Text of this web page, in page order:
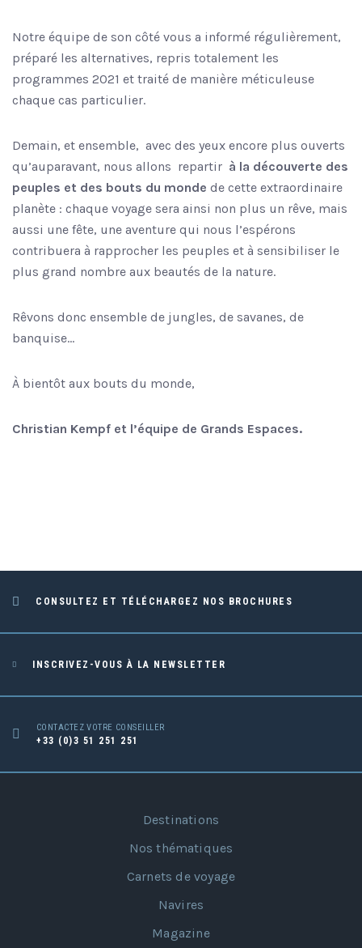
Notre équipe de son côté vous a informé régulièrement,
préparé les alternatives, repris totalement les
programmes 2021 et traité de manière méticuleuse
chaque cas particulier.
Demain, et ensemble, avec des yeux encore plus ouverts
qu’auparavant, nous allons repartir à la découverte des
peuples et des bouts du monde de cette extraordinaire
planète : chaque voyage sera ainsi non plus un rêve, mais
aussi une fête, une aventure qui nous l’espérons
contribuera à rapprocher les peuples et à sensibiliser le
plus grand nombre aux beautés de la nature.
Rêvons donc ensemble de jungles, de savanes, de
banquise…
À bientôt aux bouts du monde,
Christian Kempf et l’équipe de Grands Espaces.
CONSULTEZ ET TÉLÉCHARGEZ NOS BROCHURES
INSCRIVEZ-VOUS À LA NEWSLETTER
CONTACTEZ VOTRE CONSEILLER
+33 (0)3 51 251 251
Destinations
Nos thématiques
Carnets de voyage
Navires
Magazine